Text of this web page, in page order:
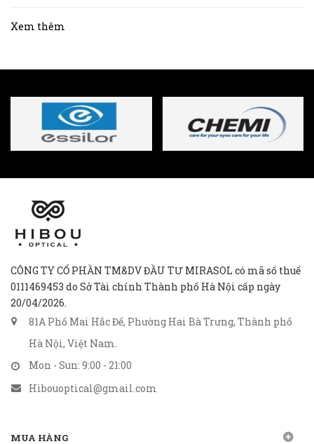
Xem thêm
CÔNG TY CỔ PHẦN TM&DV ĐẦU TƯ MIRASOL có mã số thuế
0111469453 do Sở Tài chính Thành phố Hà Nội cấp ngày
20/04/2026.
81A Phố Mai Hắc Đế, Phường Hai Bà Trưng, Thành phố
Hà Nội, Việt Nam.
Mon - Sun: 9:00 - 21:00
Hibouoptical@gmail.com
MUA HÀNG